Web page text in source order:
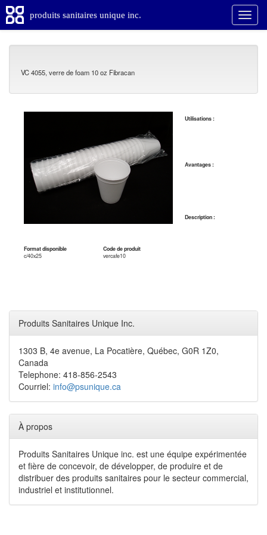
produits sanitaires unique inc.
VC 4055, verre de foam 10 oz Fibracan
Format disponible
Code de produit
c/40x25
vercafe10
Utilisations :
Avantages :
Description :
Produits Sanitaires Unique Inc.
1303 B, 4e avenue, La Pocatière, Québec, G0R 1Z0,
Canada
Telephone: 418-856-2543
Courriel: info@psunique.ca
À propos
Produits Sanitaires Unique inc. est une équipe expérimentée
et fière de concevoir, de développer, de produire et de
distribuer des produits sanitaires pour le secteur commercial,
industriel et institutionnel.